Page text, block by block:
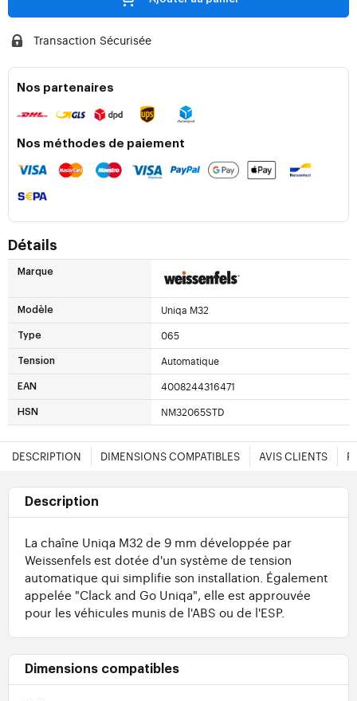
Transaction Sécurisée
Nos partenaires
Nos méthodes de paiement
Détails
Marque
Modèle Uniqa M32
Type 065
Tension Automatique
EAN 4008244316471
HSN NM32065STD
DESCRIPTION DIMENSIONS COMPATIBLES AVIS CLIENTS
Description
La chaîne Uniqa M32 de 9 mm développée par
Weissenfels est dotée d'un système de tension
automatique qui simplifie son installation. Également
appelée "Clack and Go Uniqa", elle est approuvée
pour les véhicules munis de l'ABS ou de l'ESP.
Dimensions compatibles